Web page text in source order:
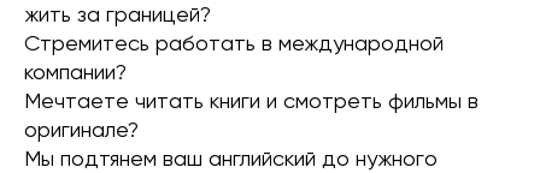
жить за границей?
Стремитесь работать в международной
компании?
Мечтаете читать книги и смотреть фильмы в
оригинале?
Мы подтянем ваш английский до нужного